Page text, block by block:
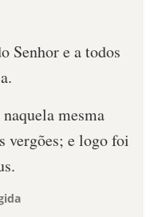
Senhor e a todos
mesma
vergões; e logo foi